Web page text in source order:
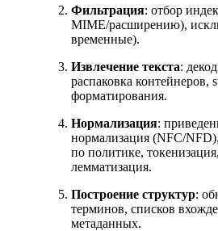
Фильтрация: отбор
MIME/расширению),
временные).
Извлечение текста:
распаковка контейнеров,
форматирования.
Нормализация:
нормализация (NFC/
по политике,
лемматизация.
Построение структур:
терминов, списков
метаданных.